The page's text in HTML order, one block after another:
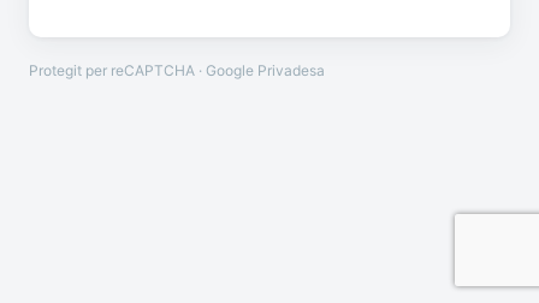
Protegit per reCAPTCHA · Google Privadesa